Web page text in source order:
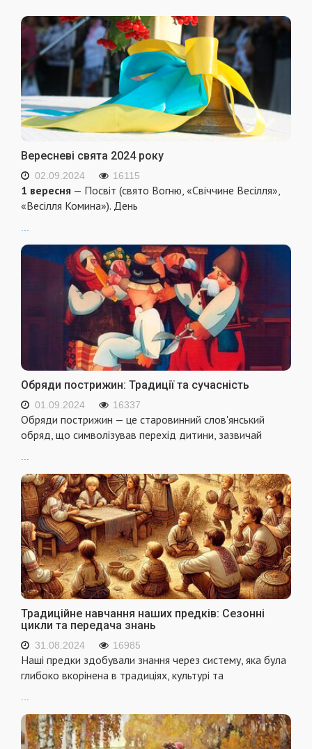
Вересневі свята 2024 року
02.09.2024 16115
1 вересня — Посвіт (свято Вогню, «Свіччине Весілля»,
«Весілля Комина»). День
...
Обряди пострижин: Традиції та сучасність
01.09.2024 16337
Обряди пострижин — це старовинний слов'янський
обряд, що символізував перехід дитини, зазвичай
Традиційне навчання наших предків: Сезонні
цикли та передача знань
31.08.2024 16985
Наші предки здобували знання через систему, яка була
глибоко вкорінена в традиціях, культурі та